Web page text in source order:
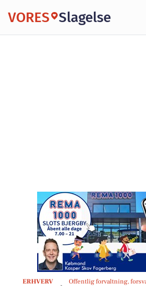
VORES Slagelse
ERHVERV
Offentlig forvaltning,
Forebyggelse